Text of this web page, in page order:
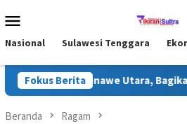
ke
Mobile
Nasional Sulawesi Tenggara
Fokus Berita
di Konawe Utara, Bagikan
Beranda Ragam